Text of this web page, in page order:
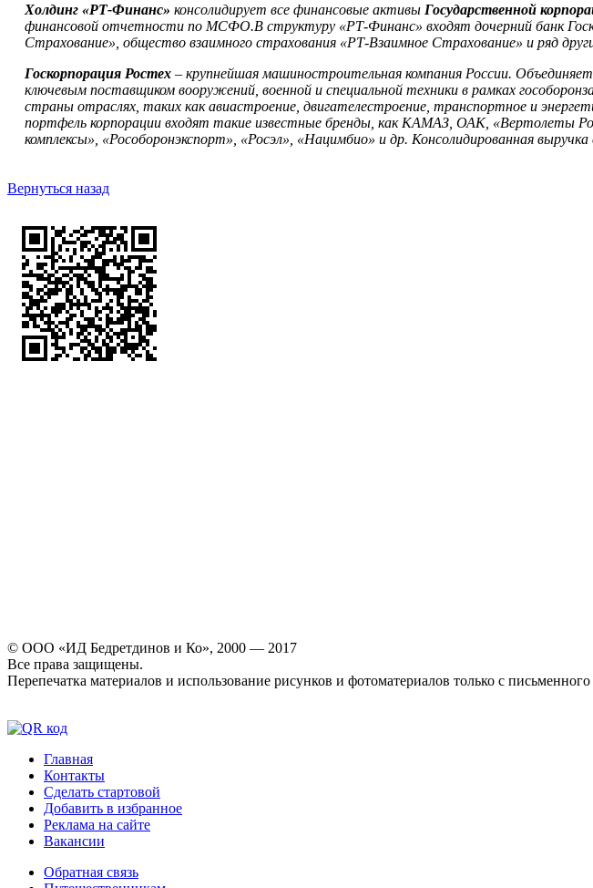
Холдинг «РТ-Финанс» консолидирует все финансовые активы Государственной
финансовой отчетности по МСФО.В структуру «РТ-Финанс» входят дочерний банк
Страхование», общество взаимного страхования «РТ-Взаимное Страхование» и ряд
Госкорпорация Ростех– крупнейшая машиностроительная компания России.
ключевым поставщиком вооружений, военной и специальной техники в рамках
страны отраслях, таких как авиастроение, двигателестроение, транспортное и
портфель корпорации входят такие известные бренды, как КАМАЗ, ОАК, «Вертолеты
комплексы», «Рособоронэкспорт», «Росэл», «Нацимбио» и др. Консолидированная выручка
Вернуться назад
© ООО «ИД Бедретдинов и Ко», 2000 — 2017
Все права защищены.
Перепечатка материалов и использование рисунков и фотоматериалов только с
Главная
Контакты
Сделать стартовой
Добавить в избранное
Реклама на сайте
Вакансии
Обратная связь